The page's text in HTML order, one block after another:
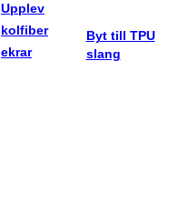
Upplev
kolfiber
ekrar
Byt till TPU
slang